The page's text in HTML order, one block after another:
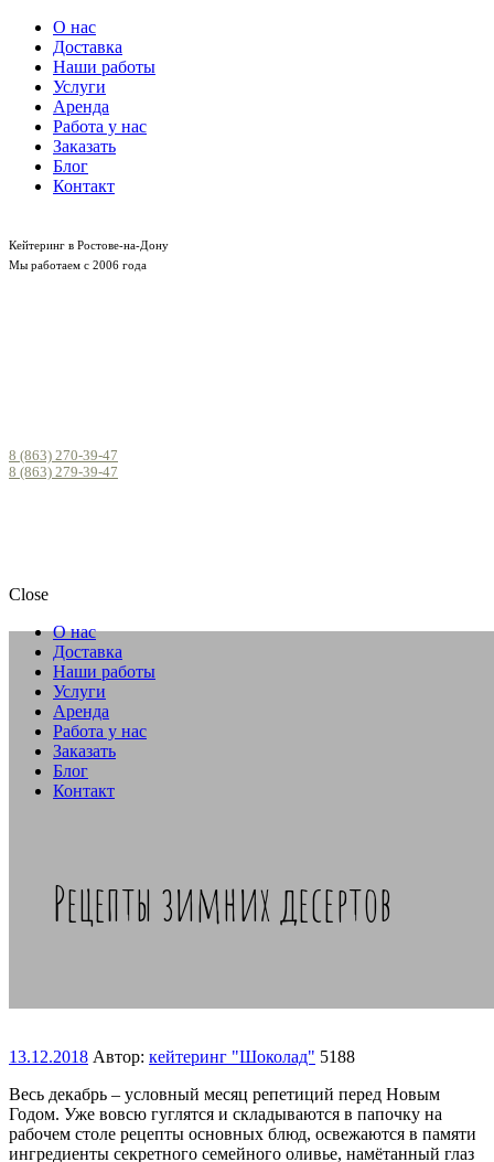
О нас
Доставка
Наши работы
Услуги
Аренда
Работа у нас
Заказать
Блог
Контакт
Кейтеринг в Ростове-на-Дону
Мы работаем с 2006 года
8 (863) 270-39-47
8 (863) 279-39-47
Close
О нас
Доставка
Наши работы
Услуги
Аренда
Работа у нас
Заказать
Блог
Контакт
Рецепты зимних десертов
13.12.2018 Автор: кейтеринг "Шоколад" 5188
Весь декабрь – условный месяц репетиций перед Новым
Годом. Уже вовсю гуглятся и складываются в папочку на
рабочем столе рецепты основных блюд, освежаются в памяти
ингредиенты секретного семейного оливье, намётанный глаз